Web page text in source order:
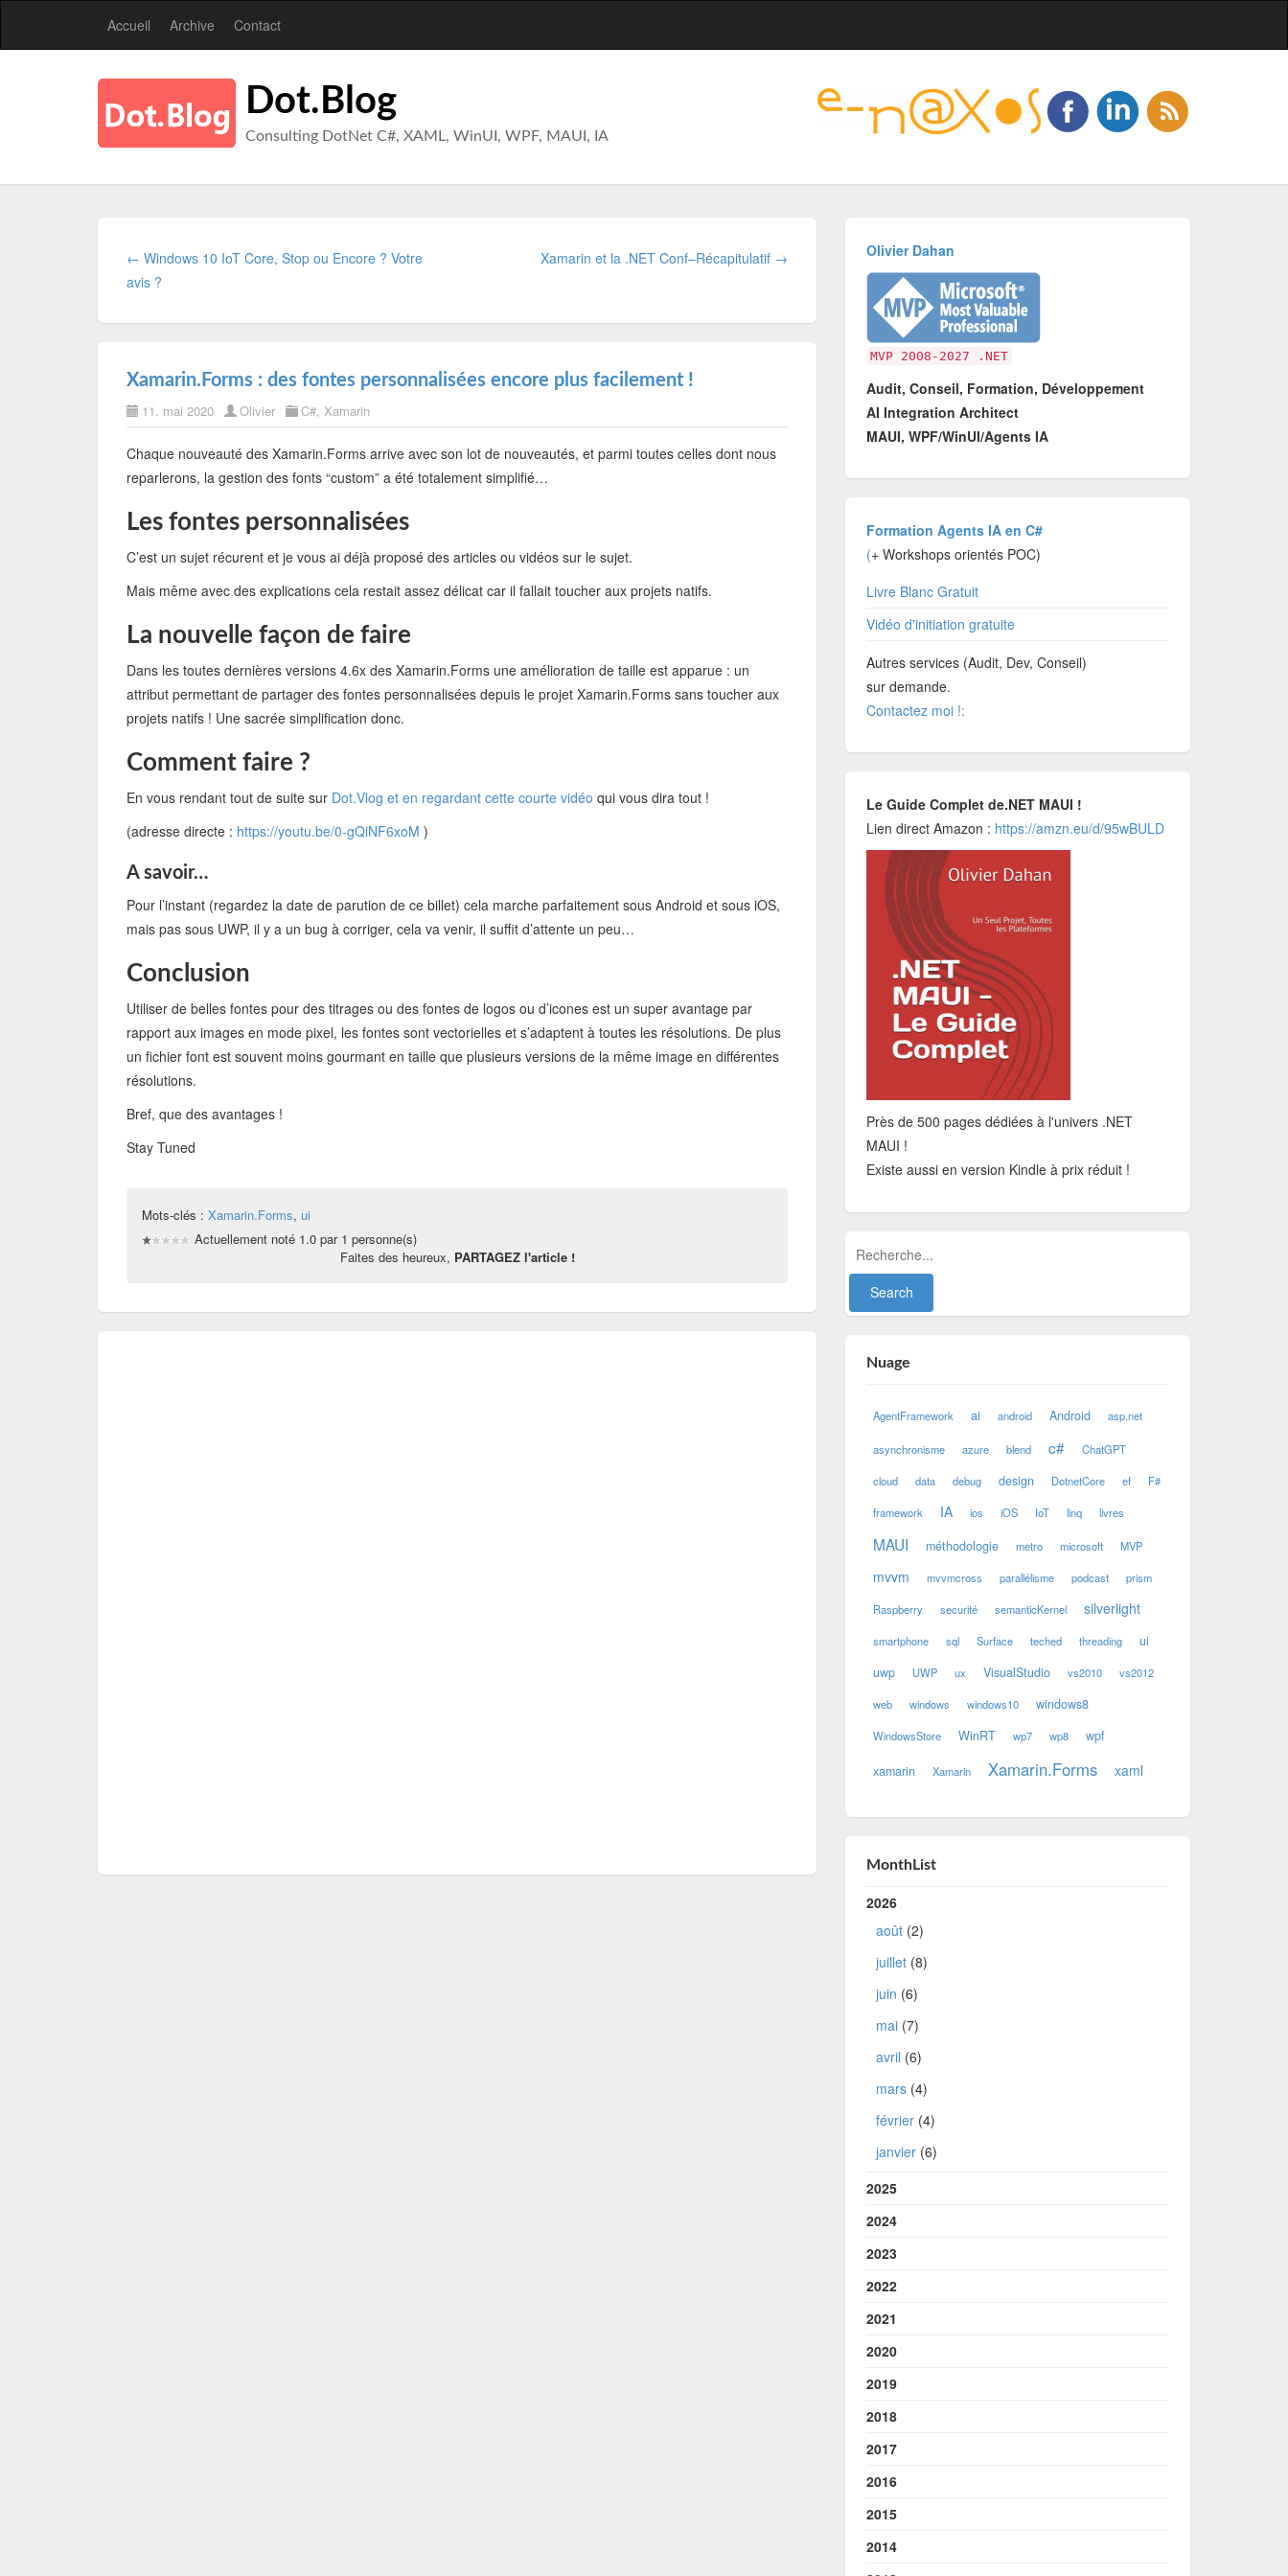
Accueil Archive Contact
Dot.Blog
Consulting DotNet C#, XAML, WinUI, WPF, MAUI, IA
← Windows 10 IoT Core, Stop ou Encore ? Votre
avis ?
Xamarin et la .NET Conf–Récapitulatif →
Xamarin.Forms : des fontes personnalisées encore plus facilement !
11. mai 2020 Olivier C#, Xamarin
Chaque nouveauté des Xamarin.Forms arrive avec son lot de nouveautés, et parmi toutes celles dont nous
reparlerons, la gestion des fonts “custom” a été totalement simplifié…
Les fontes personnalisées
C’est un sujet récurent et je vous ai déjà proposé des articles ou vidéos sur le sujet.
Mais même avec des explications cela restait assez délicat car il fallait toucher aux projets natifs.
La nouvelle façon de faire
Dans les toutes dernières versions 4.6x des Xamarin.Forms une amélioration de taille est apparue : un
attribut permettant de partager des fontes personnalisées depuis le projet Xamarin.Forms sans toucher aux
projets natifs ! Une sacrée simplification donc.
Comment faire ?
En vous rendant tout de suite sur Dot.Vlog et en regardant cette courte vidéo qui vous dira tout !
(adresse directe : https://youtu.be/0-gQiNF6xoM )
A savoir…
Pour l’instant (regardez la date de parution de ce billet) cela marche parfaitement sous Android et sous iOS,
mais pas sous UWP, il y a un bug à corriger, cela va venir, il suffit d’attente un peu…
Conclusion
Utiliser de belles fontes pour des titrages ou des fontes de logos ou d’icones est un super avantage par
rapport aux images en mode pixel, les fontes sont vectorielles et s’adaptent à toutes les résolutions. De plus
un fichier font est souvent moins gourmant en taille que plusieurs versions de la même image en différentes
résolutions.
Bref, que des avantages !
Stay Tuned
Mots-clés : Xamarin.Forms, ui
Actuellement noté 1.0 par 1 personne(s)
Faites des heureux, PARTAGEZ l'article !
Olivier Dahan
MVP 2008-2027 .NET
Audit, Conseil, Formation, Développement
AI Integration Architect
MAUI, WPF/WinUI/Agents IA
Formation Agents IA en C#
(+ Workshops orientés POC)
Livre Blanc Gratuit
Vidéo d'initiation gratuite
Autres services (Audit, Dev, Conseil)
sur demande.
Contactez moi !:
Le Guide Complet de.NET MAUI !
Lien direct Amazon : https://amzn.eu/d/95wBULD
Près de 500 pages dédiées à l'univers .NET
MAUI !
Existe aussi en version Kindle à prix réduit !
Nuage
AgentFramework ai android Android asp.net
asynchronisme azure blend c# ChatGPT
cloud data debug design DotnetCore ef F#
framework IA ios iOS IoT linq livres
MAUI méthodologie metro microsoft MVP
mvvm mvvmcross parallélisme podcast prism
Raspberry securité semanticKernel silverlight
smartphone sql Surface teched threading
ui
uwp
UWP ux VisualStudio vs2010 vs2012
web windows windows10 windows8
WindowsStore WinRT wp7 wp8 wpf
xamarin Xamarin Xamarin.Forms xaml
MonthList
2026
août(2)
juillet(8)
juin (6)
mai(7)
avril (6)
mars(4)
février(4)
janvier(6)
2025
2024
2023
2022
2021
2020
2019
2018
2017
2016
2015
2014